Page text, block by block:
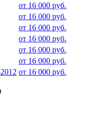
от 16 000 руб.
от 16 000 руб.
от 16 000 руб.
от 16 000 руб.
от 16 000 руб.
от 16 000 руб.
от 16 000 руб.